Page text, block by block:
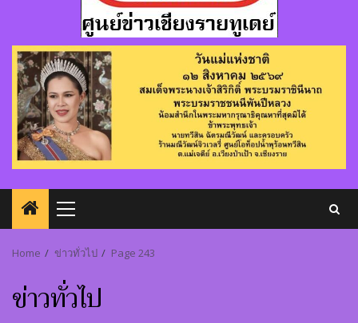
Primary
Home ข่าวทั่วไป Page 243
ข่าวทั่วไป